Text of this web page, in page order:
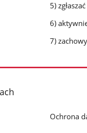
5)
6)
7)
Ochrona